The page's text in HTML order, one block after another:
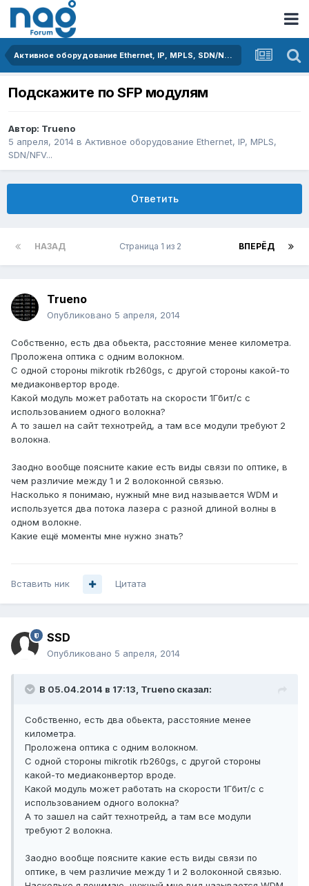
Активное оборудование Ethernet, IP, MPLS, SDN/NFV...
Подскажите по SFP модулям
Автор: Trueno
5 апреля, 2014 в Активное оборудование Ethernet, IP, MPLS,
SDN/NFV...
Ответить
НАЗАД ВПЕРЁД
Страница 1 из 2
Trueno
Опубликовано 5 апреля, 2014
Собственно, есть два обьекта, расстояние менее километра.
Проложена оптика с одним волокном.
С одной стороны mikrotik rb260gs, с другой стороны какой-то
медиаконвертор вроде.
Какой модуль может работать на скорости 1Гбит/с с
использованием одного волокна?
А то зашел на сайт технотрейд, а там все модули требуют 2
волокна.
Заодно вообще поясните какие есть виды связи по оптике, в
чем различие между 1 и 2 волоконной связью.
Насколько я понимаю, нужный мне вид называется WDM и
используется два потока лазера с разной длиной волны в
одном волокне.
Какие ещё моменты мне нужно знать?
Вставить ник Цитата
SSD
Опубликовано 5 апреля, 2014
В 05.04.2014 в 17:13, Trueno сказал:
Собственно, есть два обьекта, расстояние менее
километра.
Проложена оптика с одним волокном.
С одной стороны mikrotik rb260gs, с другой стороны
какой-то медиаконвертор вроде.
Какой модуль может работать на скорости 1Гбит/с с
использованием одного волокна?
А то зашел на сайт технотрейд, а там все модули
требуют 2 волокна.
Заодно вообще поясните какие есть виды связи по
оптике, в чем различие между 1 и 2 волоконной связью.